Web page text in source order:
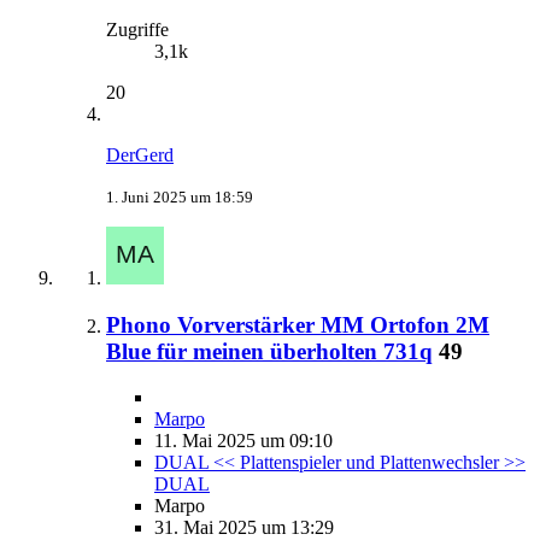
Zugriffe
3,1k
20
DerGerd
1. Juni 2025 um 18:59
Phono Vorverstärker MM Ortofon 2M
Blue für meinen überholten 731q 49
Marpo
11. Mai 2025 um 09:10
DUAL << Plattenspieler und Plattenwechsler >>
DUAL
Marpo
31. Mai 2025 um 13:29